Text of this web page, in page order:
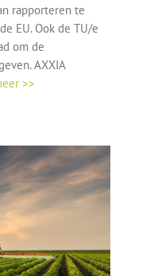
rapporteren te
EU. Ook de TU/e
om de
AXXIA
>>